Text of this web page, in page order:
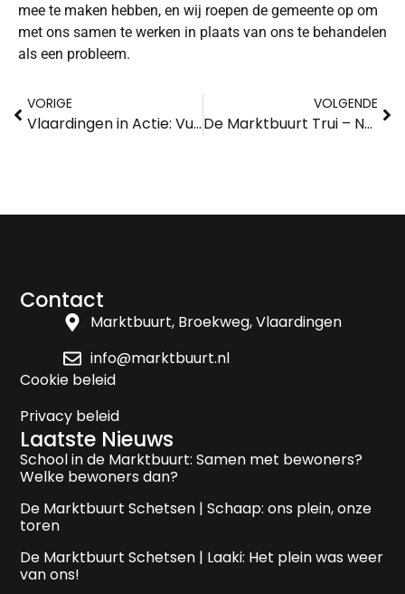
mee te maken hebben, en wij roepen de gemeente op om
met ons samen te werken in plaats van ons te behandelen
als een probleem.
VORIGE
Vlaardingen in Actie: Vuurwerkwinkel Vlaardingen Sponsort de Marktbuurt!
VOLGENDE
De Marktbuurt Trui – Nu Beschikbaar voor slechts €40! – Mis deze kans niet!
Laatste Nieuws
School in de Marktbuurt: Samen met bewoners?
Welke bewoners dan?
De Marktbuurt Schetsen | Schaap: ons plein, onze
toren
De Marktbuurt Schetsen | Laaki: Het plein was weer
van ons!
Contact
Marktbuurt, Broekweg, Vlaardingen
info@marktbuurt.nl
Cookie beleid
Privacy beleid